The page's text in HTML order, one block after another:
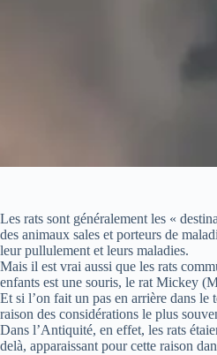
Les rats sont généralement les «
des animaux sales et porteurs de
leur pullulement et leurs maladies.
Mais il est vrai aussi que les rats
enfants est une souris, le rat Mickey
Et si l’on fait un pas en arrière dans
raison des considérations le plus
Dans l’Antiquité, en effet, les rats
delà, apparaissant pour cette raison